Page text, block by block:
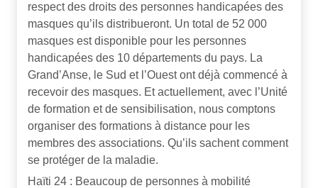
respect des droits des personnes handicapées des
masques qu’ils distribueront. Un total de 52 000
masques est disponible pour les personnes
handicapées des 10 départements du pays. La
Grand’Anse, le Sud et l’Ouest ont déjà commencé à
recevoir des masques. Et actuellement, avec l’Unité
de formation et de sensibilisation, nous comptons
organiser des formations à distance pour les
membres des associations. Qu’ils sachent comment
se protéger de la maladie.
Haïti 24 : Beaucoup de personnes à mobilité